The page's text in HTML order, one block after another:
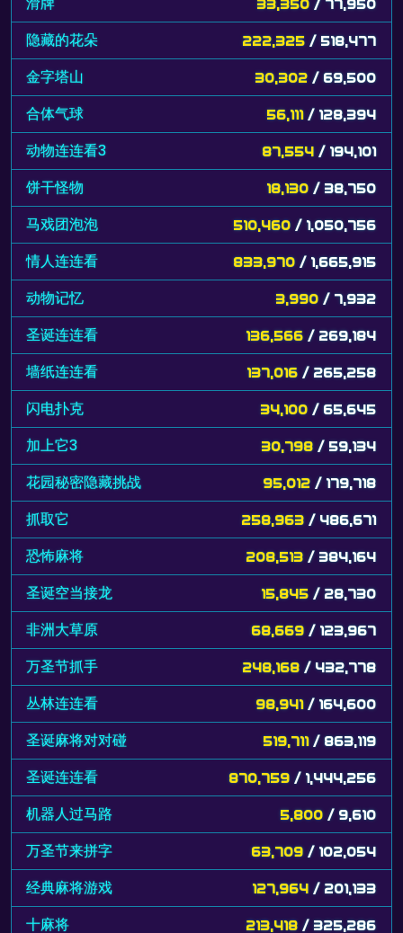
隐藏的花朵 222,325 / 518,477
金字塔山 30,302 / 69,500
合体气球 56,111 / 128,394
动物连连看3 87,554 / 194,101
饼干怪物 18,130 / 38,750
马戏团泡泡 510,460 / 1,050,756
情人连连看 833,970 / 1,665,915
动物记忆 3,990 / 7,932
圣诞连连看 136,566 / 269,184
墙纸连连看 137,016 / 265,258
闪电扑克 34,100 / 65,645
加上它3 30,798 / 59,134
花园秘密隐藏挑战 95,012 / 179,718
抓取它 258,963 / 486,671
恐怖麻将 208,513 / 384,164
圣诞空当接龙 15,845 / 28,730
非洲大草原 68,669 / 123,967
万圣节抓手 248,168 / 432,778
丛林连连看 98,941 / 164,600
圣诞麻将对对碰 519,711 / 863,119
圣诞连连看 870,759 / 1,444,256
机器人过马路 5,800 / 9,610
万圣节来拼字 63,709 / 102,054
经典麻将游戏 127,964 / 201,133
十麻将 213,418 / 325,286